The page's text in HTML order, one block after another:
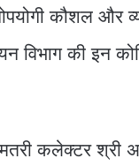
कौशल और
की इन
कलेक्टर श्री